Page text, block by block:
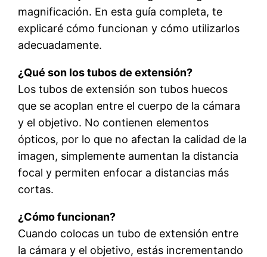
magnificación. En esta guía completa, te
explicaré cómo funcionan y cómo utilizarlos
adecuadamente.
¿Qué son los tubos de extensión?
Los tubos de extensión son tubos huecos
que se acoplan entre el cuerpo de la cámara
y el objetivo. No contienen elementos
ópticos, por lo que no afectan la calidad de la
imagen, simplemente aumentan la distancia
focal y permiten enfocar a distancias más
cortas.
¿Cómo funcionan?
Cuando colocas un tubo de extensión entre
la cámara y el objetivo, estás incrementando